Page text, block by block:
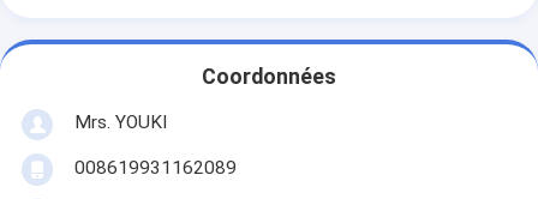
Coordonnées
Mrs. YOUKI
008619931162089